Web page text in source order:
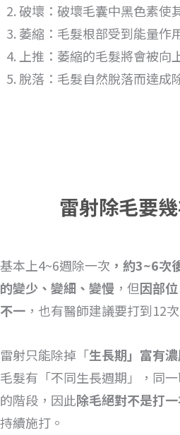
破壞：破壞毛囊中黑色素使
萎縮：毛髮根部受到能量作
上推：萎縮的毛髮將會被向
脫落：毛髮自然脫落而達成
雷射除毛要
基本上4~6週除一次 ，約3~6次
的變少、變細、變慢 ，但因部
不一 ，也有醫師建議要打到12
雷射只能除掉「生長期」富有
毛髮有「不同生長週期」，同
的階段，因此除毛絕對不是打
持續施打。